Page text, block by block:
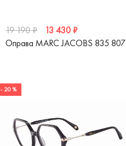
19 190 ₽
13 430 ₽
Оправа MARC JACOBS 835 807
- 20 %